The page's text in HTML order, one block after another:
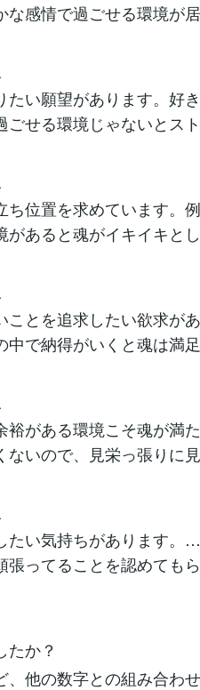
な感情で過ごせる環境が
たい願望があります。好
ごせる環境じゃないとス
ち位置を求めています。
があると魂がイキイキとし
ことを追求したい欲求が
中で納得がいくと魂は満足
裕がある環境こそ魂が満
ないので、見栄っ張りに
たい気持ちがあります。
張ってることを認めても
たか？
、他の数字との組み合わ